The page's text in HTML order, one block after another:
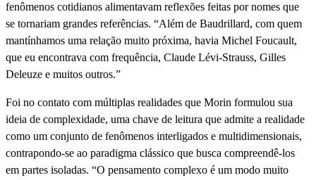
fenômenos cotidianos alimentavam reflexões feitas por nomes que
se tornariam grandes referências. “Além de Baudrillard, com quem
mantínhamos uma relação muito próxima, havia Michel Foucault,
que eu encontrava com frequência, Claude Lévi-Strauss, Gilles
Deleuze e muitos outros.”
Foi no contato com múltiplas realidades que Morin formulou sua
ideia de complexidade, uma chave de leitura que admite a realidade
como um conjunto de fenômenos interligados e multidimensionais,
contrapondo-se ao paradigma clássico que busca compreendê-los
em partes isoladas. “O pensamento complexo é um modo muito